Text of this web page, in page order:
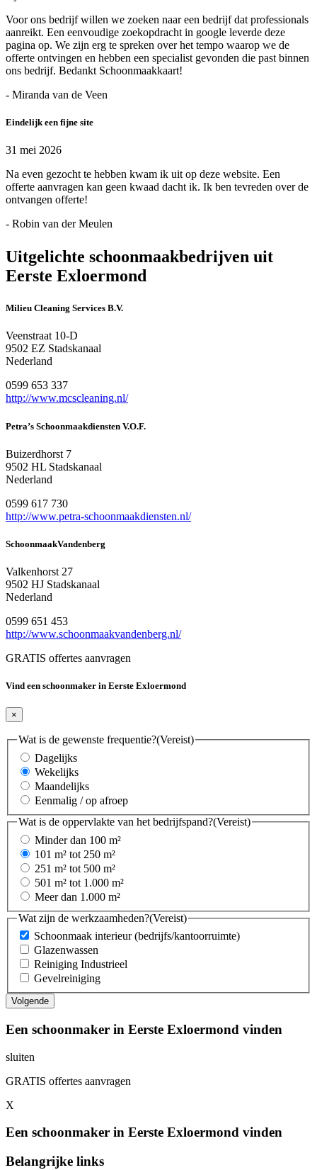
Voor ons bedrijf willen we zoeken naar een bedrijf dat professionals
aanreikt. Een eenvoudige zoekopdracht in google leverde deze
pagina op. We zijn erg te spreken over het tempo waarop we de
offerte ontvingen en hebben een specialist gevonden die past binnen
ons bedrijf. Bedankt Schoonmaakkaart!
- Miranda van de Veen
Eindelijk een fijne site
31 mei 2026
Na even gezocht te hebben kwam ik uit op deze website. Een
offerte aanvragen kan geen kwaad dacht ik. Ik ben tevreden over de
ontvangen offerte!
- Robin van der Meulen
Uitgelichte schoonmaakbedrijven uit
Eerste Exloermond
Milieu Cleaning Services B.V.
Veenstraat 10-D
9502 EZ Stadskanaal
Nederland
0599 653 337
http://www.mcscleaning.nl/
Petra’s Schoonmaakdiensten V.O.F.
Buizerdhorst 7
9502 HL Stadskanaal
Nederland
0599 617 730
http://www.petra-schoonmaakdiensten.nl/
SchoonmaakVandenberg
Valkenhorst 27
9502 HJ Stadskanaal
Nederland
0599 651 453
http://www.schoonmaakvandenberg.nl/
GRATIS offertes aanvragen
Vind een schoonmaker in Eerste Exloermond
×
Wat is de gewenste frequentie?(Vereist)
Dagelijks
Wekelijks
Maandelijks
Eenmalig / op afroep
Wat is de oppervlakte van het bedrijfspand?(Vereist)
Minder dan 100 m²
101 m² tot 250 m²
251 m² tot 500 m²
501 m² tot 1.000 m²
Meer dan 1.000 m²
Wat zijn de werkzaamheden?(Vereist)
Schoonmaak interieur (bedrijfs/kantoorruimte)
Glazenwassen
Reiniging Industrieel
Gevelreiniging
Een schoonmaker in Eerste Exloermond vinden
sluiten
GRATIS offertes aanvragen
X
Een schoonmaker in Eerste Exloermond vinden
Belangrijke links